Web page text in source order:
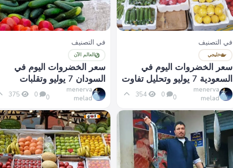
في التصنيف
العالم الآن
سعر الخضروات اليوم في
السودان 7 يوليو وتقلبات
السوق المحلي
menerva
melad
0
في التصنيف
خليجي
سعر الخضروات اليوم في
السعودية 7 يوليو وتحليل تفاوت
الأسواق
menerva
melad
0
354 0